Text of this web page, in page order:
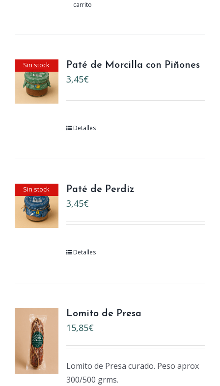
carrito
Sin stock Paté de Morcilla con Piñones
3,45€
Detalles
Sin stock Paté de Perdiz
3,45€
Detalles
Lomito de Presa
15,85€
Lomito de Presa curado. Peso aprox
300/500 grms.